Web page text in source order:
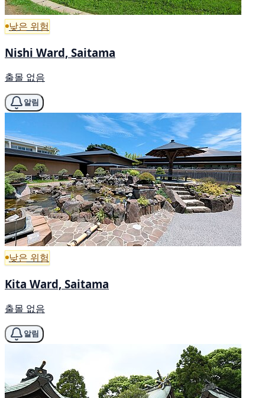
낮은 위험
Nishi Ward, Saitama
출몰 없음
알림
낮은 위험
Kita Ward, Saitama
출몰 없음
알림